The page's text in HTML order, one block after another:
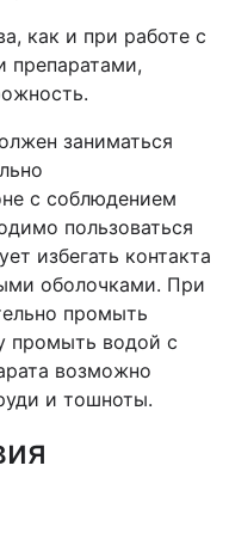
как и при работе с
препаратами,
заниматься
с соблюдением
пользоваться
избегать контакта
оболочками. При
промыть
промыть водой с
возможно
и тошноты.